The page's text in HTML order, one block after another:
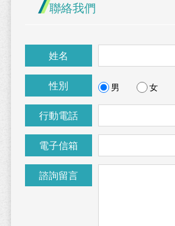
聯絡我們
姓名
性別 男 女
行動電話
電子信箱
諮詢留言